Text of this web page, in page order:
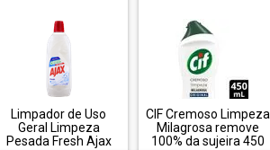
Limpador de Uso
Geral Limpeza
Pesada Fresh Ajax
CIF Cremoso Limpeza
Milagrosa remove
100% da sujeira 450